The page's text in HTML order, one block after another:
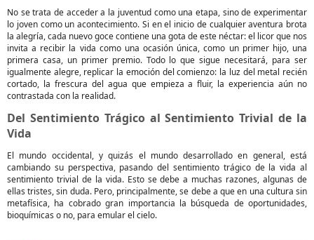
No se trata de acceder a la juventud como una etapa, sino de experimentar
lo joven como un acontecimiento. Si en el inicio de cualquier aventura brota
la alegría, cada nuevo goce contiene una gota de este néctar: el licor que nos
invita a recibir la vida como una ocasión única, como un primer hijo, una
primera casa, un primer premio. Todo lo que sigue necesitará, para ser
igualmente alegre, replicar la emoción del comienzo: la luz del metal recién
cortado, la frescura del agua que empieza a fluir, la experiencia aún no
contrastada con la realidad.
Del Sentimiento Trágico al Sentimiento Trivial de la
Vida
El mundo occidental, y quizás el mundo desarrollado en general, está
cambiando su perspectiva, pasando del sentimiento trágico de la vida al
sentimiento trivial de la vida. Esto se debe a muchas razones, algunas de
ellas tristes, sin duda. Pero, principalmente, se debe a que en una cultura sin
metafísica, ha cobrado gran importancia la búsqueda de oportunidades,
bioquímicas o no, para emular el cielo.